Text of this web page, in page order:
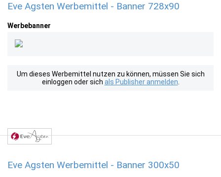
Eve Agsten Werbemittel - Banner 728x90
Werbebanner
Um dieses Werbemittel nutzen zu können, müssen Sie sich
einloggen oder sich als Publisher anmelden
Eve Agsten Werbemittel - Banner 300x50